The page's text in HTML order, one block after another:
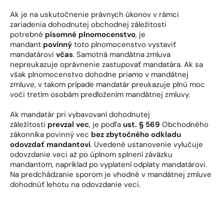
Ak je na uskutočnenie právnych úkonov v rámci
zariadenia dohodnutej obchodnej záležitosti
potrebné písomné plnomocenstvo, je
mandant povinný toto plnomocenstvo vystaviť
mandatárovi včas. Samotná mandátna zmluva
nepreukazuje oprávnenie zastupovať mandatára. Ak sa
však plnomocenstvo dohodne priamo v mandátnej
zmluve, v takom prípade mandatár preukazuje plnú moc
voči tretím osobám predložením mandátnej zmluvy.
Ak mandatár pri vybavovaní dohodnutej
záležitosti prevzal vec, je podľa ust. § 569 Obchodného
zákonníka povinný vec bez zbytočného odkladu
odovzdať mandantovi. Uvedené ustanovenie vylučuje
odovzdanie veci až po úplnom splnení záväzku
mandantom, napríklad po vyplatení odplaty mandatárovi.
Na predchádzanie sporom je vhodné v mandátnej zmluve
dohodnúť lehotu na odovzdanie veci.